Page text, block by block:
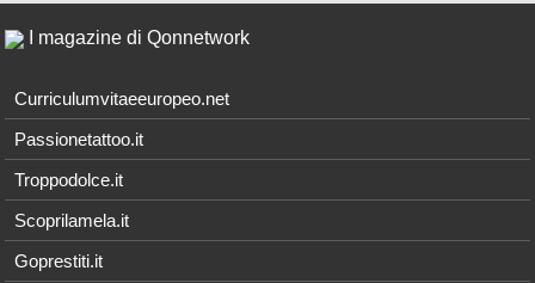
I magazine di Qonnetwork
Curriculumvitaeeuropeo.net
Passionetattoo.it
Troppodolce.it
Scoprilamela.it
Goprestiti.it